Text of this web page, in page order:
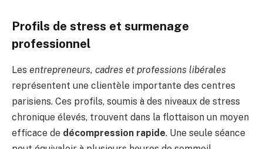
Profils de stress et surmenage
professionnel
Les entrepreneurs, cadres et professions libérales
représentent une clientèle importante des centres
parisiens. Ces profils, soumis à des niveaux de stress
chronique élevés, trouvent dans la flottaison un moyen
efficace de décompression rapide. Une seule séance